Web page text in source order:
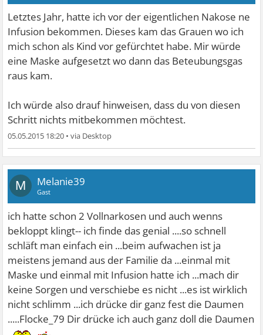
Letztes Jahr, hatte ich vor der eigentlichen Nakose ne
Infusion bekommen. Dieses kam das Grauen wo ich
mich schon als Kind vor gefürchtet habe. Mir würde
eine Maske aufgesetzt wo dann das Beteubungsgas
raus kam.
Ich würde also drauf hinweisen, dass du von diesen
Schritt nichts mitbekommen möchtest.
05.05.2015 18:20 •
M Melanie39
Gast
ich hatte schon 2 Vollnarkosen und auch wenns
bekloppt klingt-- ich finde das genial ....so schnell
schläft man einfach ein ...beim aufwachen ist ja
meistens jemand aus der Familie da ...einmal mit
Maske und einmal mit Infusion hatte ich ...mach dir
keine Sorgen und verschiebe es nicht ...es ist wirklich
nicht schlimm ...ich drücke dir ganz fest die Daumen
.....Flocke_79 Dir drücke ich auch ganz doll die Daumen